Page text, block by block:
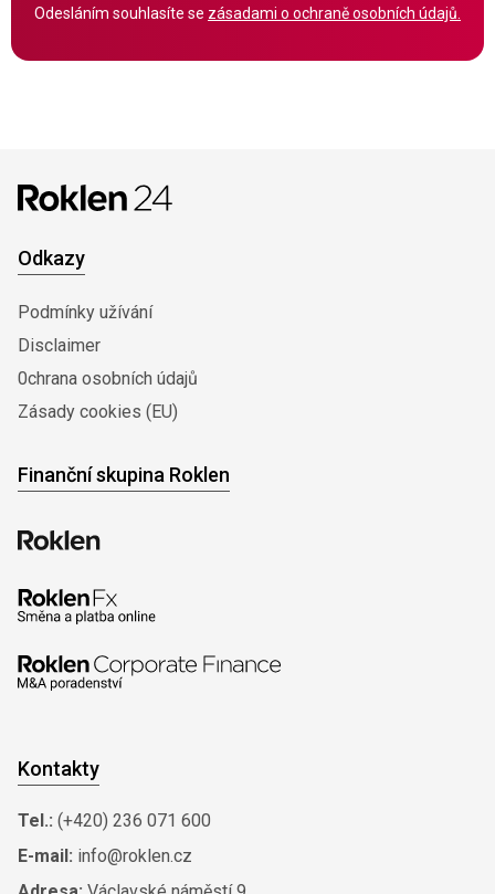
Odesláním souhlasíte se zásadami o ochraně osobních údajů.
Odkazy
Podmínky užívání
Disclaimer
0chrana osobních údajů
Zásady cookies (EU)
Finanční skupina Roklen
Kontakty
Tel.: (+420) 236 071 600
E-mail: info@roklen.cz